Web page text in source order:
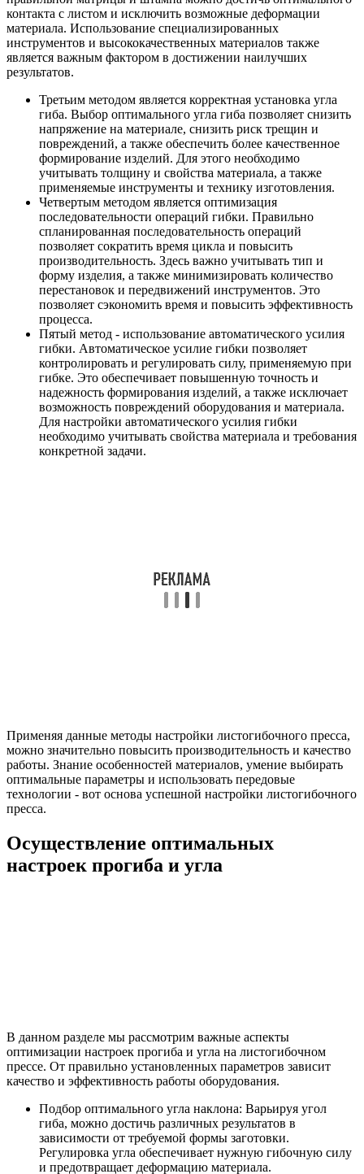
контакта с листом и исключить возможные деформации
материала. Использование специализированных
инструментов и высококачественных материалов также
является важным фактором в достижении наилучших
результатов.
Третьим методом является корректная установка угла
гиба. Выбор оптимального угла гиба позволяет снизить
напряжение на материале, снизить риск трещин и
повреждений, а также обеспечить более качественное
формирование изделий. Для этого необходимо
учитывать толщину и свойства материала, а также
применяемые инструменты и технику изготовления.
Четвертым методом является оптимизация
последовательности операций гибки. Правильно
спланированная последовательность операций
позволяет сократить время цикла и повысить
производительность. Здесь важно учитывать тип и
форму изделия, а также минимизировать количество
перестановок и передвижений инструментов. Это
позволяет сэкономить время и повысить эффективность
процесса.
Пятый метод - использование автоматического усилия
гибки. Автоматическое усилие гибки позволяет
контролировать и регулировать силу, применяемую при
гибке. Это обеспечивает повышенную точность и
надежность формирования изделий, а также исключает
возможность повреждений оборудования и материала.
Для настройки автоматического усилия гибки
необходимо учитывать свойства материала и требования
конкретной задачи.
Применяя данные методы настройки листогибочного пресса,
можно значительно повысить производительность и качество
работы. Знание особенностей материалов, умение выбирать
оптимальные параметры и использовать передовые
технологии - вот основа успешной настройки листогибочного
пресса.
Осуществление оптимальных
настроек прогиба и угла
В данном разделе мы рассмотрим важные аспекты
оптимизации настроек прогиба и угла на листогибочном
прессе. От правильно установленных параметров зависит
качество и эффективность работы оборудования.
Подбор оптимального угла наклона: Варьируя угол
гиба, можно достичь различных результатов в
зависимости от требуемой формы заготовки.
Регулировка угла обеспечивает нужную гибочную силу
и предотвращает деформацию материала.